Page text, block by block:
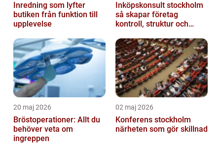
Inredning som lyfter
butiken från funktion till
upplevelse
Inköpskonsult stockholm
så skapar företag
kontroll, struktur och
20 maj 2026
Bröstoperationer: Allt du
behöver veta om
ingreppen
02 maj 2026
Konferens stockholm
närheten som gör skillnad